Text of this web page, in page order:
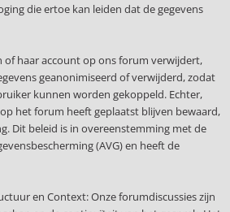
die ertoe kan leiden dat de gegevens
of haar account op ons forum verwijdert,
geanonimiseerd of verwijderd, zodat
kunnen worden gekoppeld. Echter,
het forum heeft geplaatst blijven bewaard,
Dit beleid is in overeenstemming met de
(AVG) en heeft de
en Context: Onze forumdiscussies zijn